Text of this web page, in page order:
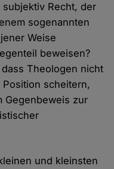
Recht, der
sogenannten
Weise
beweisen?
Theologen nicht
scheitern,
Gegenbeweis zur
und kleinsten